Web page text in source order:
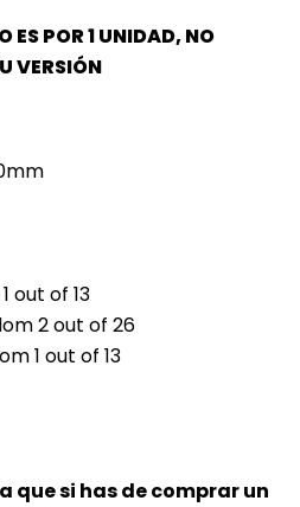
ES POR 1 UNIDAD, NO
VERSIÓN
out of 13
2 out of 26
1 out of 13
que si has de comprar un